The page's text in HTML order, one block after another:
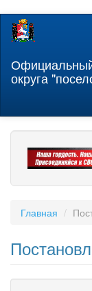
Перейти
содержанию
Официальный
округа
Главная